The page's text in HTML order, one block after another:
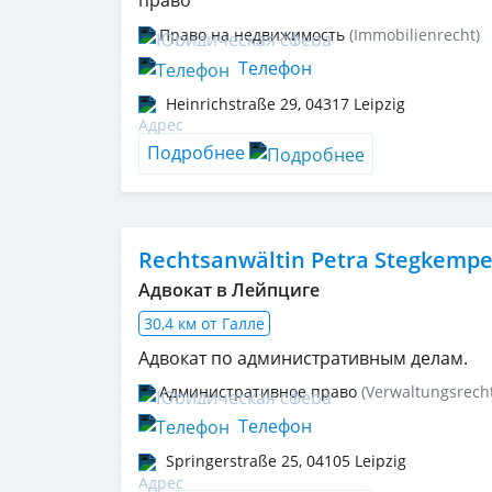
Право на недвижимость (Immobilienrecht)
Телефон
Heinrichstraße 29, 04317 Leipzig
Подробнее
Rechtsanwältin Petra
Адвокат в Лейпциге
30,4 км от Галле
Адвокат по административным делам.
Административное право
Телефон
Springerstraße 25, 04105 Leipzig